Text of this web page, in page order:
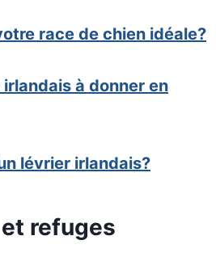
race de chien idéale?
à donner en
lévrier irlandais?
refuges